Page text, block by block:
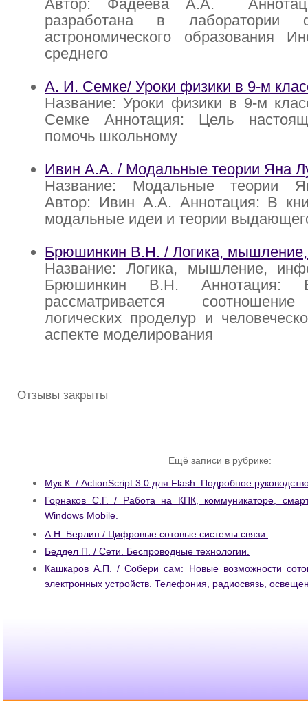
Автор: Фадеева А.А.
разработана в лаборатории
астрономического образования
среднего
А. И. Семке/ Уроки физики в 9-м
Название: Уроки физики в 9-м
Семке Аннотация: Цель
помочь школьному
Ивин А.А. / Модальные теории Яна
Название: Модальные теории
Автор: Ивин А.А. Аннотация: В
модальные идеи и теории
Брюшинкин В.Н. / Логика,
Название: Логика, мышление,
Брюшинкин В.Н. Аннотация:
рассматривается
логических проделур и
аспекте моделирования
Отзывы закрыты
Ещё записи в рубрике:
Мук К. / ActionScript 3.0 для Flash. Подробное
Горнаков С.Г. / Работа на КПК, коммуникаторе,
Windows Mobile.
А.Н. Берлин / Цифровые сотовые системы связи.
Беддел П. / Сети. Беспроводные технологии.
Кашкаров А.П. / Собери сам: Новые возможности
электронных устройств. Телефония, радиосвязь,